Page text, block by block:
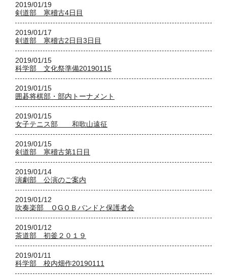
2019/01/19
剣道部 寒稽古4日目
2019/01/17
剣道部 寒稽古2日目3日目
2019/01/15
科学部 文化祭準備20190115
2019/01/15
囲碁将棋部・部内トーナメント
2019/01/15
女子テニス部 和歌山遠征
2019/01/15
剣道部 寒稽古第1日目
2019/01/14
演劇部 公演のご案内
2019/01/12
吹奏楽部 ＯGＯＢバンドと保護者会
2019/01/12
茶道部 初釜２０１９
2019/01/11
科学部 校内畑作20190111